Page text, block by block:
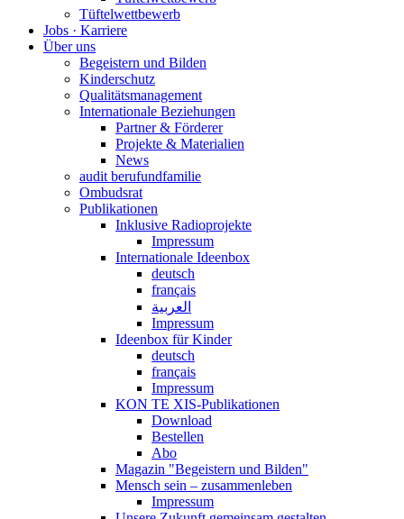
Tüftelwettbewerb
Jobs · Karriere
Über uns
Begeistern und Bilden
Kinderschutz
Qualitätsmanagement
Internationale Beziehungen
Partner & Förderer
Projekte & Materialien
News
audit berufundfamilie
Ombudsrat
Publikationen
Inklusive Radioprojekte
Impressum
Internationale Ideenbox
deutsch
français
العربية
Impressum
Ideenbox für Kinder
deutsch
français
Impressum
KON TE XIS-Publikationen
Download
Bestellen
Abo
Magazin "Begeistern und Bilden"
Mensch sein – zusammenleben
Impressum